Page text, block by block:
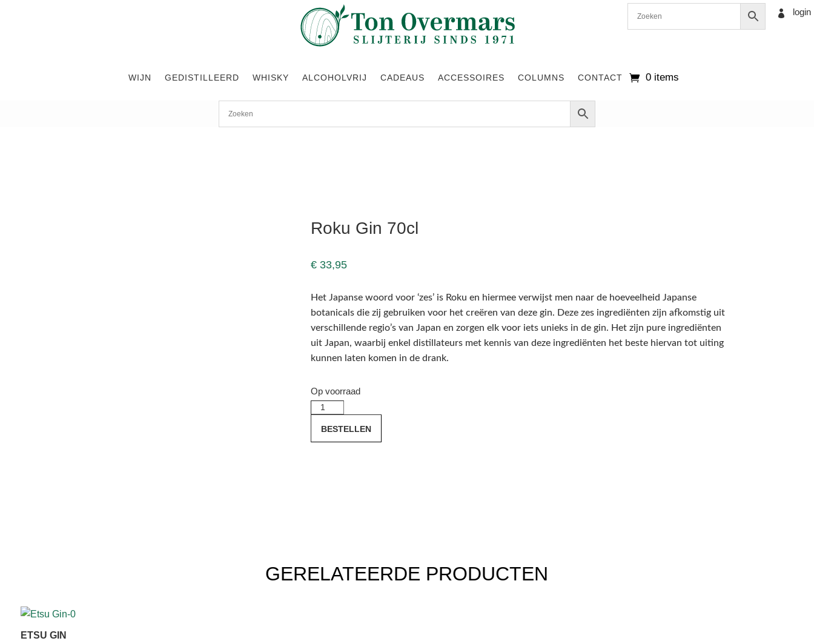
WIJN GEDISTILLEERD WHISKY ALCOHOLVRIJ CADEAUS ACCESSOIRES COLUMNS CONTACT 0 items
 login
Roku Gin 70cl
€33,95
Het Japanse woord voor ‘zes’ is Roku en hiermee verwijst men naar de hoeveelheid Japanse
botanicals die zij gebruiken voor het creëren van deze gin. Deze zes ingrediënten zijn afkomstig uit
verschillende regio’s van Japan en zorgen elk voor iets unieks in de gin. Het zijn pure ingrediënten
uit Japan, waarbij enkel distillateurs met kennis van deze ingrediënten het beste hiervan tot uiting
kunnen laten komen in de drank.
Op voorraad
Roku
BESTELLEN
GERELATEERDE PRODUCTEN
ETSU GIN